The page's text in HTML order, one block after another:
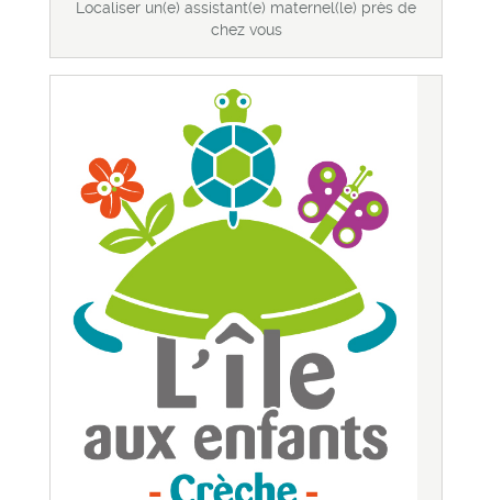
Localiser un(e) assistant(e) maternel(le) près de
chez vous